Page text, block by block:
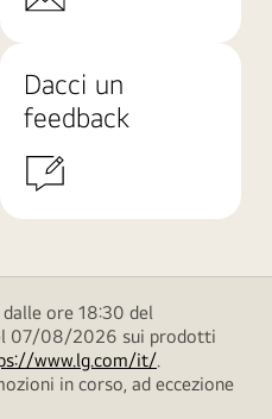
Dacci un
feedback
ore 18:30 del
07/08/2026 sui prodotti
www.lg.com/it/.
in corso, ad eccezione